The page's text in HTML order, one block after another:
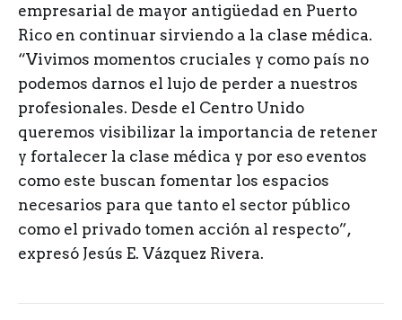
empresarial de mayor antigüedad en Puerto
Rico en continuar sirviendo a la clase médica.
“Vivimos momentos cruciales y como país no
podemos darnos el lujo de perder a nuestros
profesionales. Desde el Centro Unido
queremos visibilizar la importancia de retener
y fortalecer la clase médica y por eso eventos
como este buscan fomentar los espacios
necesarios para que tanto el sector público
como el privado tomen acción al respecto”,
expresó Jesús E. Vázquez Rivera.